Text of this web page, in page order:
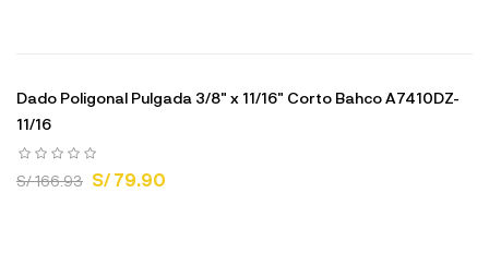
Dado Poligonal Pulgada 3/8" x 11/16" Corto Bahco A7410DZ-
11/16
S/ 166.93 S/ 79.90